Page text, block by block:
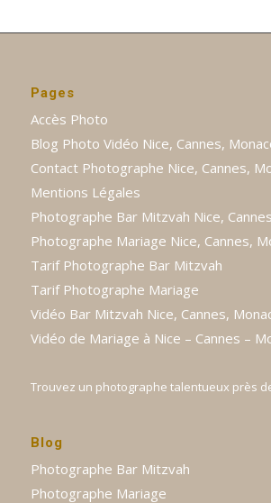
Pages
Accès Photo
Blog Photo Vidéo Nice, Cannes,
Contact Photographe Nice, Cannes,
Mentions Légales
Photographe Bar Mitzvah Nice,
Photographe Mariage Nice, Cannes,
Tarif Photographe Bar Mitzvah
Tarif Photographe Mariage
Vidéo Bar Mitzvah Nice, Cannes,
Vidéo de Mariage à Nice – Cannes –
Trouvez un photographe talentueux près
Blog
Photographe Bar Mitzvah
Photographe Mariage